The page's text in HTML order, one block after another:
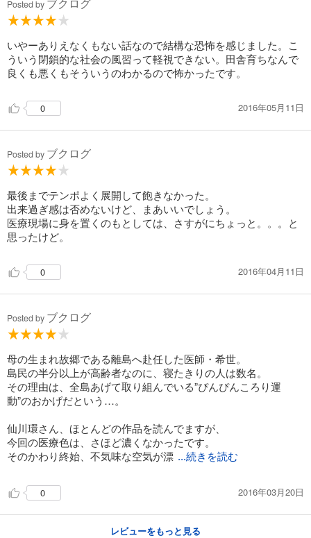
Posted by
いやーありえなくもない話なので結構な恐怖を感じました。こ
ういう閉鎖的な社会の風習って軽視できない。田舎育ちなんで
良くも悪くもそういうのわかるので怖かったです。
0 2016年05月11日
Posted by ブクログ
最後までテンポよく展開して飽きなかった。
出来過ぎ感は否めないけど、まあいいでしょう。
医療現場に身を置くのもとしては、さすがにちょっと。。。と
思ったけど。
0 2016年04月11日
Posted by ブクログ
母の生まれ故郷である離島へ赴任した医師・希世。
島民の半分以上が高齢者なのに、寝たきりの人は数名。
その理由は、全島あげて取り組んでいる”ぴんぴんころり運
動”のおかげだという…。
仙川環さん、ほとんどの作品を読んでますが、
今回の医療色は、さほど濃くなかったです。
そのかわり終始、不気味な空気が漂 ...続きを読む
0 2016年03月20日
レビューをもっと見る